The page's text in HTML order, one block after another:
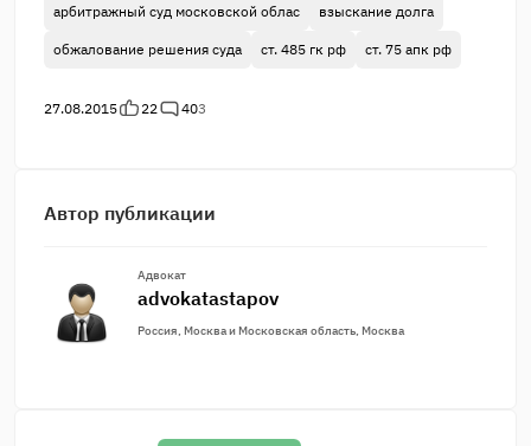
арбитражный суд московской облас взыскание долга
обжалование решения суда ст. 485 гк рф ст. 75 апк рф
27.08.2015 22 403
Автор публикации
Адвокат
advokatastapov
Россия, Москва и Московская область, Москва